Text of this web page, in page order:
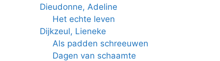
Dieudonne, Adeline
Het echte leven
Dijkzeul, Lieneke
Als padden schreeuwen
Dagen van schaamte